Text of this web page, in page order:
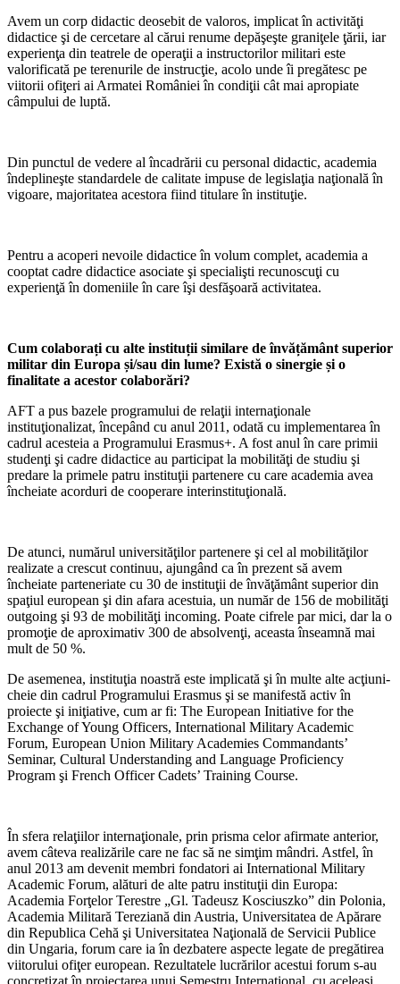
Avem un corp didactic deosebit de valoros, implicat în activităţi
didactice şi de cercetare al cărui renume depăşeşte graniţele ţării, iar
experienţa din teatrele de operaţii a instructorilor militari este
valorificată pe terenurile de instrucţie, acolo unde îi pregătesc pe
viitorii ofiţeri ai Armatei României în condiţii cât mai apropiate
câmpului de luptă.
Din punctul de vedere al încadrării cu personal didactic, academia
îndeplineşte standardele de calitate impuse de legislaţia naţională în
vigoare, majoritatea acestora fiind titulare în instituţie.
Pentru a acoperi nevoile didactice în volum complet, academia a
cooptat cadre didactice asociate şi specialişti recunoscuţi cu
experienţă în domeniile în care îşi desfăşoară activitatea.
Cum colaborați cu alte instituții similare de învățământ superior
militar din Europa și/sau din lume? Există o sinergie și o
finalitate a acestor colaborări?
AFT a pus bazele programului de relaţii internaţionale
instituţionalizat, începând cu anul 2011, odată cu implementarea în
cadrul acesteia a Programului Erasmus+. A fost anul în care primii
studenţi şi cadre didactice au participat la mobilităţi de studiu şi
predare la primele patru instituţii partenere cu care academia avea
încheiate acorduri de cooperare interinstituţională.
De atunci, numărul universităţilor partenere şi cel al mobilităţilor
realizate a crescut continuu, ajungând ca în prezent să avem
încheiate parteneriate cu 30 de instituţii de învăţământ superior din
spaţiul european şi din afara acestuia, un număr de 156 de mobilităţi
outgoing şi 93 de mobilităţi incoming. Poate cifrele par mici, dar la o
promoţie de aproximativ 300 de absolvenţi, aceasta înseamnă mai
mult de 50 %.
De asemenea, instituţia noastră este implicată şi în multe alte acţiuni-
cheie din cadrul Programului Erasmus şi se manifestă activ în
proiecte şi iniţiative, cum ar fi: The European Initiative for the
Exchange of Young Officers, International Military Academic
Forum, European Union Military Academies Commandants’
Seminar, Cultural Understanding and Language Proficiency
Program şi French Officer Cadets’ Training Course.
În sfera relaţiilor internaţionale, prin prisma celor afirmate anterior,
avem câteva realizările care ne fac să ne simţim mândri. Astfel, în
anul 2013 am devenit membri fondatori ai International Military
Academic Forum, alături de alte patru instituţii din Europa:
Academia Forţelor Terestre „Gl. Tadeusz Kosciuszko” din Polonia,
Academia Militară Tereziană din Austria, Universitatea de Apărare
din Republica Cehă şi Universitatea Naţională de Servicii Publice
din Ungaria, forum care ia în dezbatere aspecte legate de pregătirea
viitorului ofiţer european. Rezultatele lucrărilor acestui forum s-au